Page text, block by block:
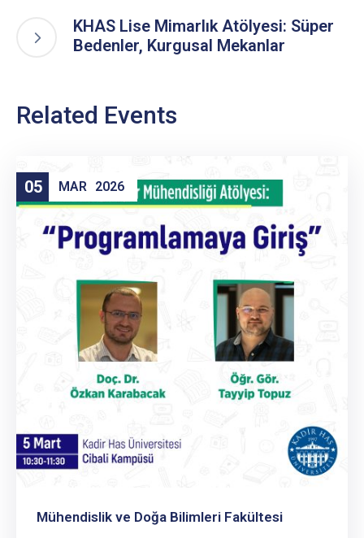
KHAS Lise Mimarlık Atölyesi: Süper
Bedenler, Kurgusal Mekanlar
Related Events
05 MAR 2026
Mühendislik ve Doğa Bilimleri Fakültesi